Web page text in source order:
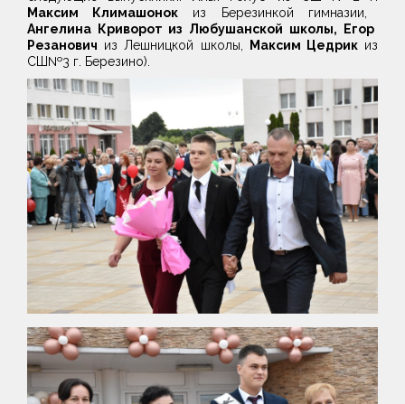
Максим Климашонок из Березинкой гимназии,
Ангелина Криворот из Любушанской школы,
Егор
Резанович из Лешницкой школы, Максим Цедрикиз
СШ№3 г. Березино).